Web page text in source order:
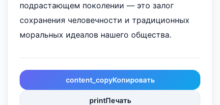
подрастающем поколении — это залог
сохранения человечности и традиционных
моральных идеалов нашего общества.
content_copyКопировать
printПечать